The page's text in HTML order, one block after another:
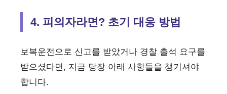
4. 피의자라면? 초기 대응 방법
보복운전으로 신고를 받았거나 경찰 출석 요구를
받으셨다면, 지금 당장 아래 사항들을 챙기셔야
합니다.